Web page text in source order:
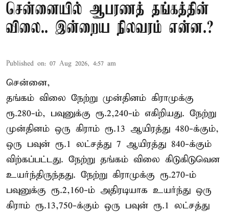
சென்னையில் ஆபரணத் தங்கத்தின்
விலை.. இன்றைய நிலவரம் என்ன.?
Published on: 07 Aug 2026, 4:57 am
சென்னை,
தங்கம் விலை நேற்று முன்தினம் கிராமுக்கு
ரூ.280-ம், பவுனுக்கு ரூ.2,240-ம் எகிறியது. நேற்று
முன்தினம் ஒரு கிராம் ரூ.13 ஆயிரத்து 480-க்கும்,
ஒரு பவுன் ரூ.1 லட்சத்து 7 ஆயிரத்து 840-க்கும்
விற்கப்பட்டது. நேற்று தங்கம் விலை கிடுகிடுவென
உயர்ந்திருந்தது. நேற்று கிராமுக்கு ரூ.270-ம்
பவுனுக்கு ரூ.2,160-ம் அதிரடியாக உயர்ந்து ஒரு
கிராம் ரூ.13,750-க்கும் ஒரு பவுன் ரூ.1 லட்சத்து